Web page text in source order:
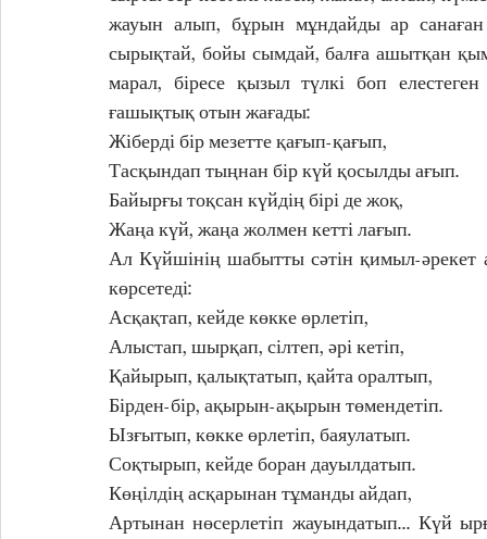
жауын алып, бұрын мұндайды ар санаған
сырықтай, бойы сымдай, балға ашытқан
марал, біресе қызыл түлкі боп
ғашықтық отын жағады:
Жіберді бір мезетте қағып-қағып,
Тасқындап тыңнан бір күй қосылды ағып.
Байырғы тоқсан күйдің бірі де жоқ,
Жаңа күй, жаңа жолмен кетті лағып.
Ал Күйшінің шабытты сәтін қимыл-әрекет
көрсетеді:
Асқақтап, кейде көкке өрлетіп,
Алыстап, шырқап, сілтеп, әрі кетіп,
Қайырып, қалықтатып, қайта оралтып,
Бірден-бір, ақырын-ақырын төмендетіп.
Ызғытып, көкке өрлетіп, баяулатып.
Соқтырып, кейде боран дауылдатып.
Көңілдің асқарынан тұманды айдап,
Артынан нөсерлетіп жауындатып... Күй